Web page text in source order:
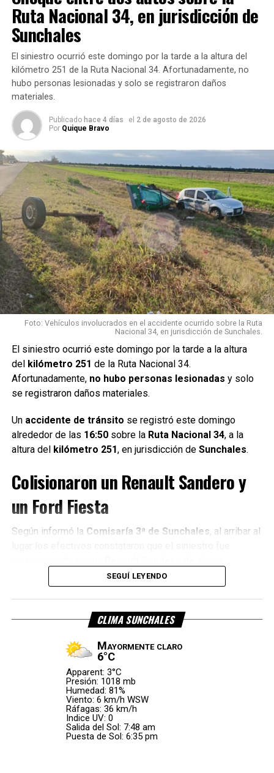
Mauricio Ibañez)
Por Móvil Quique
Ruta Nacional 34, en jurisdicción de
Sunchales
El siniestro ocurrió este domingo por la tarde a la altura del
kilómetro 251 de la Ruta Nacional 34. Afortunadamente, no
hubo personas lesionadas y solo se registraron daños
materiales.
Publicado hace 4 días el 2 de agosto de 2026
Por Quique Bravo
Foto: Vehículos involucrados en el accidente ocurrido sobre la Ruta
Nacional 34, en jurisdicción de Sunchales.
El siniestro ocurrió este domingo por la tarde a la altura
del kilómetro 251 de la Ruta Nacional 34.
Afortunadamente, no hubo personas lesionadas y solo
se registraron daños materiales.
Un accidente de tránsito se registró este domingo
alrededor de las 16:50sobre la Ruta Nacional 34, a la
altura del kilómetro 251, en jurisdicción de Sunchales.
Colisionaron un Renault Sandero y
un Ford Fiesta
Según informó la Comisaría 3ª de Sunchales, al arribar al
, color gris, que trasladaba un
piragua de color verde, y unFord Fiesta LX.
Por causas que son materia de investigación,el Renault
impactó con su parte delantera derecha contra el
.
SEGUÍ LEYENDO
CLIMA SUNCHALES
Mayormente claro
6°C
Apparent: 3°C
Presión: 1018 mb
Humedad: 81%
Viento: 6 km/h WSW
Ráfagas: 36 km/h
Indice UV: 0
Salida del Sol: 7:48 am
Puesta de Sol: 6:35 pm